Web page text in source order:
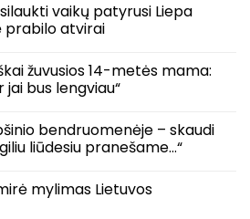
vaikų patyrusi Liepa
prabilo atvirai
žuvusios 14-metės mama:
jai bus lengviau“
bendruomenėje – skaudi
liūdesiu pranešame…“
mylimas Lietuvos